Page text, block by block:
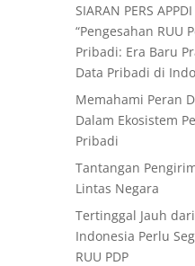
SIARAN PERS APPDI
“Pengesahan RUU
Pribadi: Era Baru
Data Pribadi di
Memahami Peran
Dalam Ekosistem
Pribadi
Tantangan
Lintas Negara
Tertinggal Jauh
Indonesia Perlu
RUU PDP